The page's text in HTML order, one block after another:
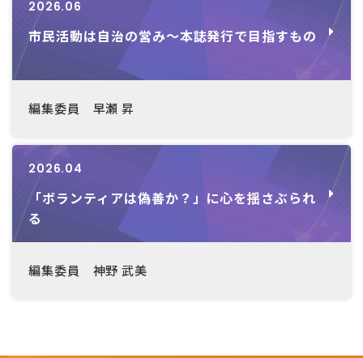
2026.06
市民活動は自治の営み～本誌発行で目指すもの
編集委員 早瀬 昇
2026.04
「ボランティアは偽善か？」に心を揺さぶられ
る
編集委員 神野 武美